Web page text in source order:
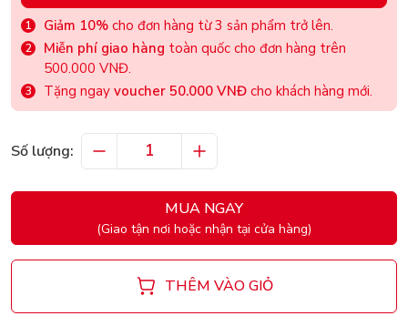
Giảm 10% cho đơn hàng từ 3 sản phẩm trở lên.
Miễn phí giao hàng toàn quốc cho đơn hàng trên
500.000 VNĐ.
Tặng ngay voucher 50.000 VNĐ cho khách hàng mới.
Số lượng:
MUA NGAY
(Giao tận nơi hoặc nhận tại cửa hàng)
THÊM VÀO GIỎ